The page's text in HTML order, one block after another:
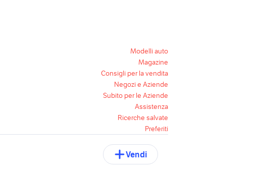
Modelli auto
Magazine
Consigli per la vendita
Negozi e Aziende
Subito per le Aziende
Assistenza
Ricerche salvate
Preferiti
Vendi